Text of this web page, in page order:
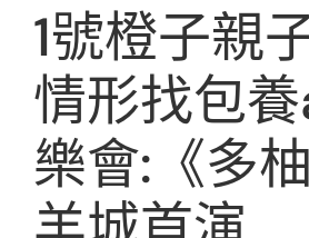
1號橙子親
情形找包
樂會:《多柚